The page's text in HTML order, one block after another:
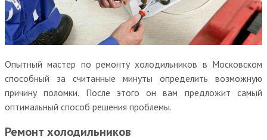
Опытный мастер по ремонту холодильников в Московском
способный за считанные минуты определить возможную
причину поломки. После этого он вам предложит самый
оптимальный способ решения проблемы.
Ремонт холодильников